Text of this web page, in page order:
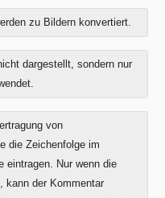
zu Bildern konvertiert.
dargestellt, sondern nur
von
die Zeichenfolge im
eintragen. Nur wenn die
kann der Kommentar